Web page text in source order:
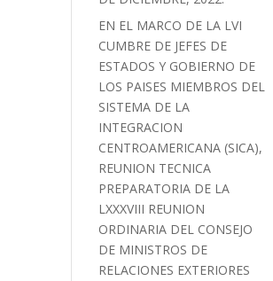
EN EL MARCO DE LA LVI
CUMBRE DE JEFES DE
ESTADOS Y GOBIERNO DE
LOS PAISES MIEMBROS DEL
SISTEMA DE LA
INTEGRACION
CENTROAMERICANA (SICA),
REUNION TECNICA
PREPARATORIA DE LA
LXXXVIII REUNION
ORDINARIA DEL CONSEJO
DE MINISTROS DE
RELACIONES EXTERIORES